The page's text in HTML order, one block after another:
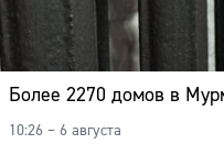
Более 2270 домов в
10:26 – 6 августа